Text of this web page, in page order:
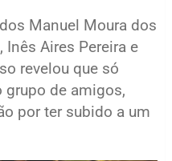
Manuel Moura dos
Inês Aires Pereira e
revelou que só
grupo de amigos,
por ter subido a um